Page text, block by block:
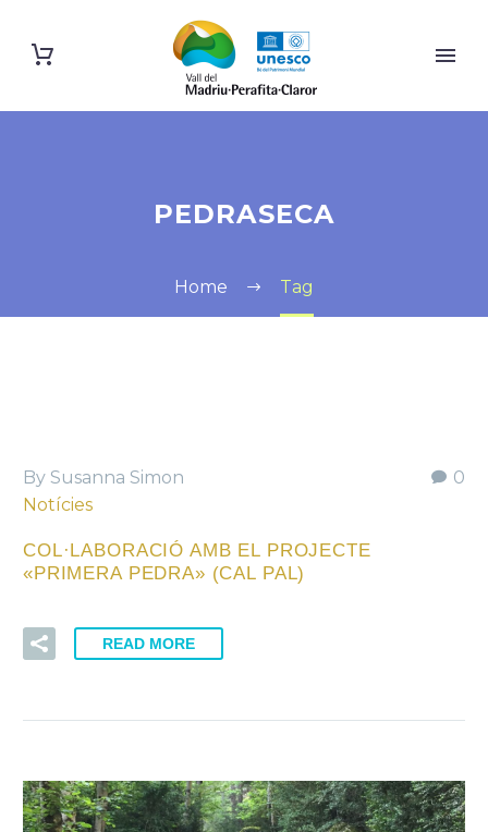
PEDRASECA
Home Tag
0
By Susanna Simon
Notícies
COL·LABORACIÓ AMB EL PROJECTE
«PRIMERA PEDRA» (CAL PAL)
READ MORE